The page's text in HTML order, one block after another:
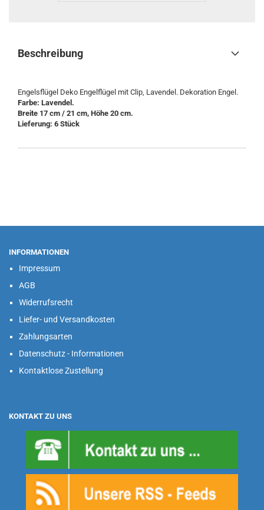
Beschreibung
Engelsflügel Deko Engelflügel mit Clip, Lavendel. Dekoration Engel.
Farbe: Lavendel.
Breite 17 cm / 21 cm, Höhe 20 cm.
Lieferung: 6 Stück
INFORMATIONEN
Impressum
AGB
Widerrufsrecht
Liefer- und Versandkosten
Zahlungsarten
Datenschutz - Informationen
Kontaktlose Zustellung
KONTAKT ZU UNS